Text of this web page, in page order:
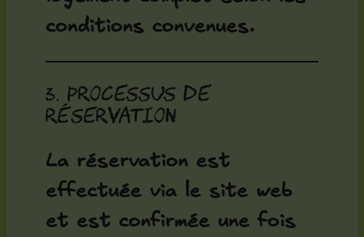
conditions convenues.
3. Processus de
réservation
La réservation est
effectuée via le site web
et est confirmée une fois